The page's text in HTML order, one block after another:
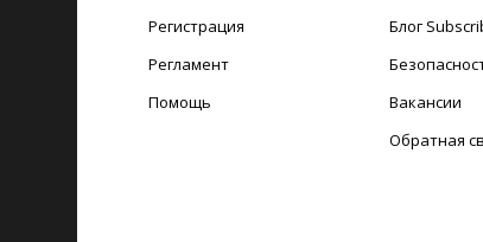
Регистрация
Регламент
Помощь
Блог
Вакансии
Обратная